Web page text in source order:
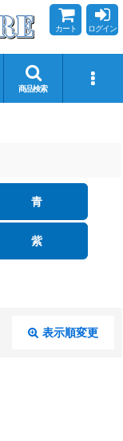
カート ログイン
商品検索
青
紫
表示順変更